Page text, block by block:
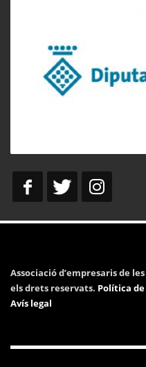
Associació d’empresaris de
els drets reservats. Política
Avís legal